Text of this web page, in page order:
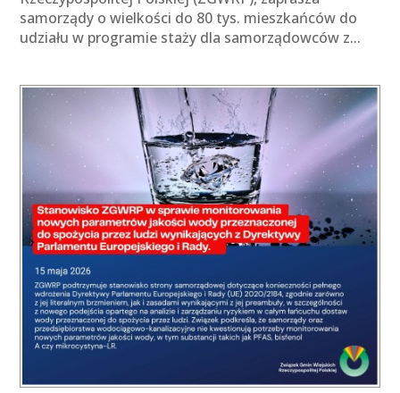
samorządy o wielkości do 80 tys. mieszkańców do
udziału w programie staży dla samorządowców z...